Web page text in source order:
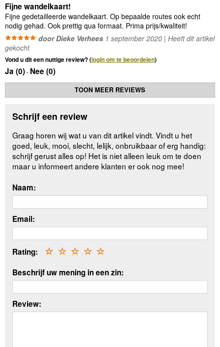
Fijne wandelkaart!
Fijne gedetailleerde wandelkaart. Op bepaalde routes ook echt
nodig gehad. Ook prettig qua formaat. Prima prijs/kwaliteit!
door Dieke Verhees 1 september 2020 | Heeft dit artikel
gekocht
Vond u dit een nuttige review? (login om te beoordelen)
Ja (0)- Nee (0)
TOON MEER REVIEWS
Schrijf een review
Graag horen wij wat u van dit artikel vindt. Vindt u het
goed, leuk, mooi, slecht, lelijk, onbruikbaar of erg handig:
schrijf gerust alles op! Het is niet alleen leuk om te doen
maar u informeert andere klanten er ook nog mee!
Naam:
Email:
Rating: ☆
☆
☆
☆
☆
Beschrijf uw mening in een zin:
Review: